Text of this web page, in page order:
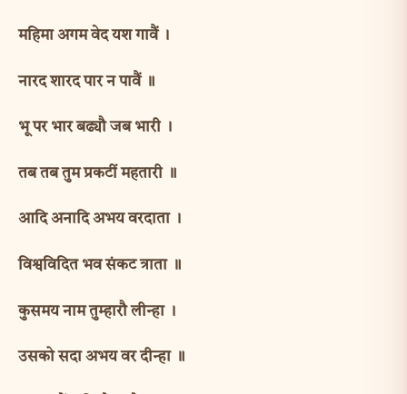
महिमा अगम वेद यश गावैं ।
नारद शारद पार न पावैं ॥
भू पर भार बढ्यौ जब भारी ।
तब तब तुम प्रकटीं महतारी ॥
आदि अनादि अभय वरदाता ।
विश्वविदित भव संकट त्राता ॥
कुसमय नाम तुम्हारौ लीन्हा ।
उसको सदा अभय वर दीन्हा ॥